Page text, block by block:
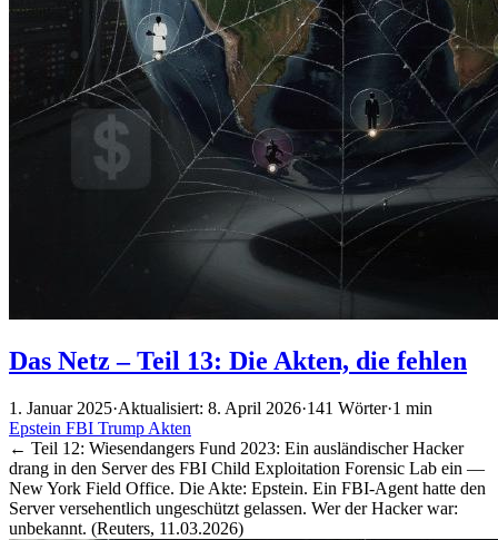
Das Netz – Teil 13: Die Akten, die fehlen
1. Januar 2025·Aktualisiert: 8. April 2026·141 Wörter·1 min
Epstein FBI Trump Akten
← Teil 12: Wiesendangers Fund 2023: Ein ausländischer Hacker
drang in den Server des FBI Child Exploitation Forensic Lab ein —
New York Field Office. Die Akte: Epstein. Ein FBI-Agent hatte den
Server versehentlich ungeschützt gelassen. Wer der Hacker war:
unbekannt. (Reuters, 11.03.2026)